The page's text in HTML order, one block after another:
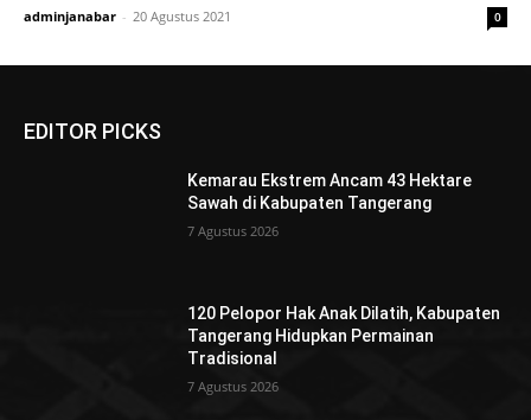
adminjanabar - 20 Agustus 2021 0
EDITOR PICKS
Kemarau Ekstrem Ancam 43 Hektare
Sawah di Kabupaten Tangerang
7 Agustus 2026
120 Pelopor Hak Anak Dilatih, Kabupaten
Tangerang Hidupkan Permainan
Tradisional
7 Agustus 2026